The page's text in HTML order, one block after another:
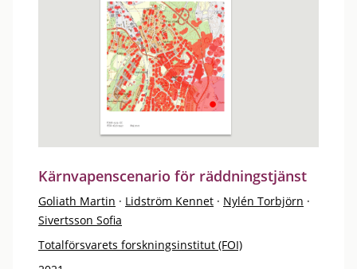
Kärnvapenscenario för räddningstjänst
Goliath Martin · Lidström Kennet · Nylén Torbjörn ·
Sivertsson Sofia
Totalförsvarets forskningsinstitut (FOI)